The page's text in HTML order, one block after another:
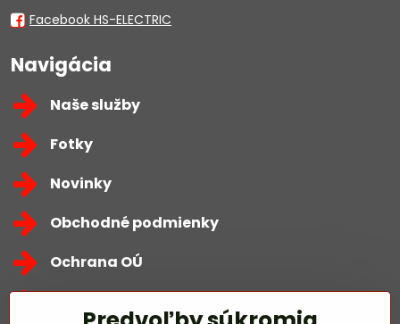
Facebook HS-ELECTRIC
Navigácia
Naše služby
Fotky
Novinky
Obchodné podmienky
Ochrana OÚ